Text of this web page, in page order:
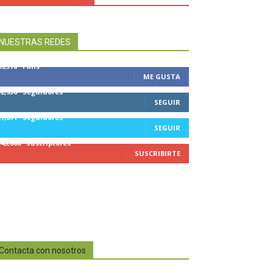
NUESTRAS REDES
Fans
ME GUSTA
Seguidores
SEGUIR
Seguidores
SEGUIR
Suscriptores
SUSCRIBIRTE
con nosotros